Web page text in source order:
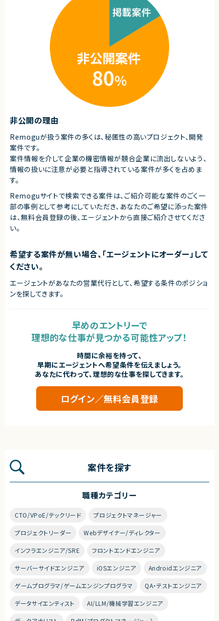
株式会社LASSIC
エージェントから
★地方フルリモート可能案件です！働き方もご事情を考慮して相談可能です。
★ノーコードツールを用いた開発経験が活かせます！
★Flutterflowに精通したメンバーが多数在籍しており、日々の業務を通じ
て高度な知見を吸収できる環境です。
★ノーコードツールを使用したPJの受託企業のため、複数のPJをご経験して
いただくことが可能です！
非公開の理由
Remoguが扱う案件の多くは、秘匿性の高いプロジェクト、開発
案件です。
案件情報を介して企業の機密情報が競合企業に流出しないよう、
情報の扱いに注意が必要と指導されている案件が多くを占めま
す。
Remoguサイトで検索できる案件は、ご紹介可能な案件のごく一
部の事例として参考にしていただき、 あなたのご希望に添った案件
は、無料会員登録の後、エージェントから直接ご紹介させてくださ
い。
希望する案件が無い場合、「エージェントにオーダー」して
ください。
エージェントがあなたの営業代行として、希望する条件のポジショ
ンを探してきます。
早めのエントリーで
理想的な仕事が見つかる可能性アップ！
時間に余裕を持って、
早期にエージェントへ希望条件を伝えましょう。
あなたに代わって、理想的な仕事を探してきます。
ログイン／無料会員登録
案件を探す
職種カテゴリー
CTO/VPoE/テックリード プロジェクトマネージャー
プロジェクトリーダー Webデザイナー/ディレクター
インフラエンジニア/SRE フロントエンドエンジニア
サーバーサイドエンジニア iOSエンジニア Androidエンジニア
ゲームプログラマ/ゲームエンジンプログラマ QA・テストエンジニア
データサイエンティスト AI/LLM/機械学習エンジニア